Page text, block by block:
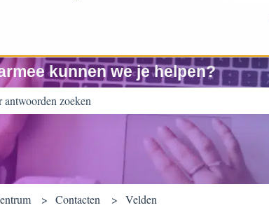
kunnen we je helpen?
geen suggesties want het zoekveld is leeg.
Contacten Velden